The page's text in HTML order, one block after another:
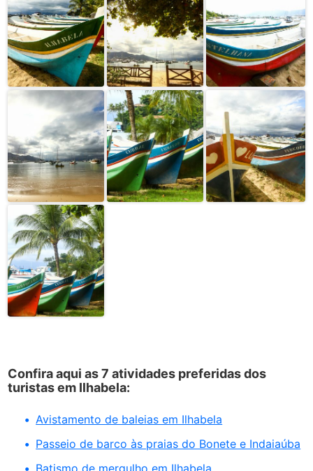
Confira aqui as 7 atividades preferidas dos
turistas em Ilhabela:
Avistamento de baleias em Ilhabela
Passeio de barco às praias do Bonete e Indaiaúba
Batismo de mergulho em Ilhabela